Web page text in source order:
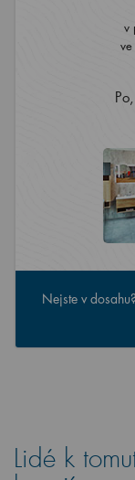
v
ve
Nejste v
Lidé k